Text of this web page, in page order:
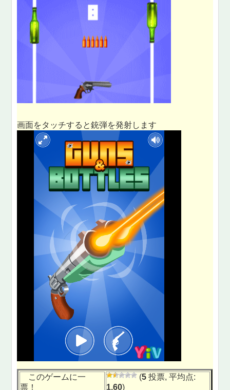
画面をタッチすると銃弾を発射します
このゲームに一
票！
(5 投票, 平均点:
1.60)